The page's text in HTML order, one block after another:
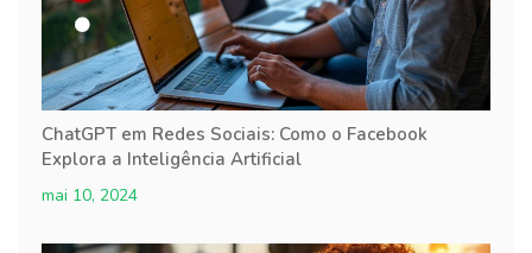
ChatGPT em Redes Sociais: Como o Facebook
Explora a Inteligência Artificial
mai 10, 2024